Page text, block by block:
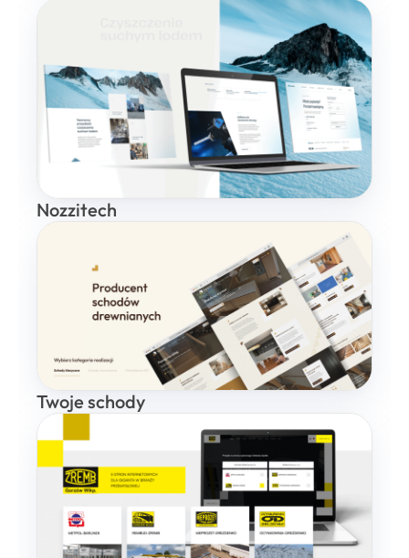
Nozzitech
Twoje schody